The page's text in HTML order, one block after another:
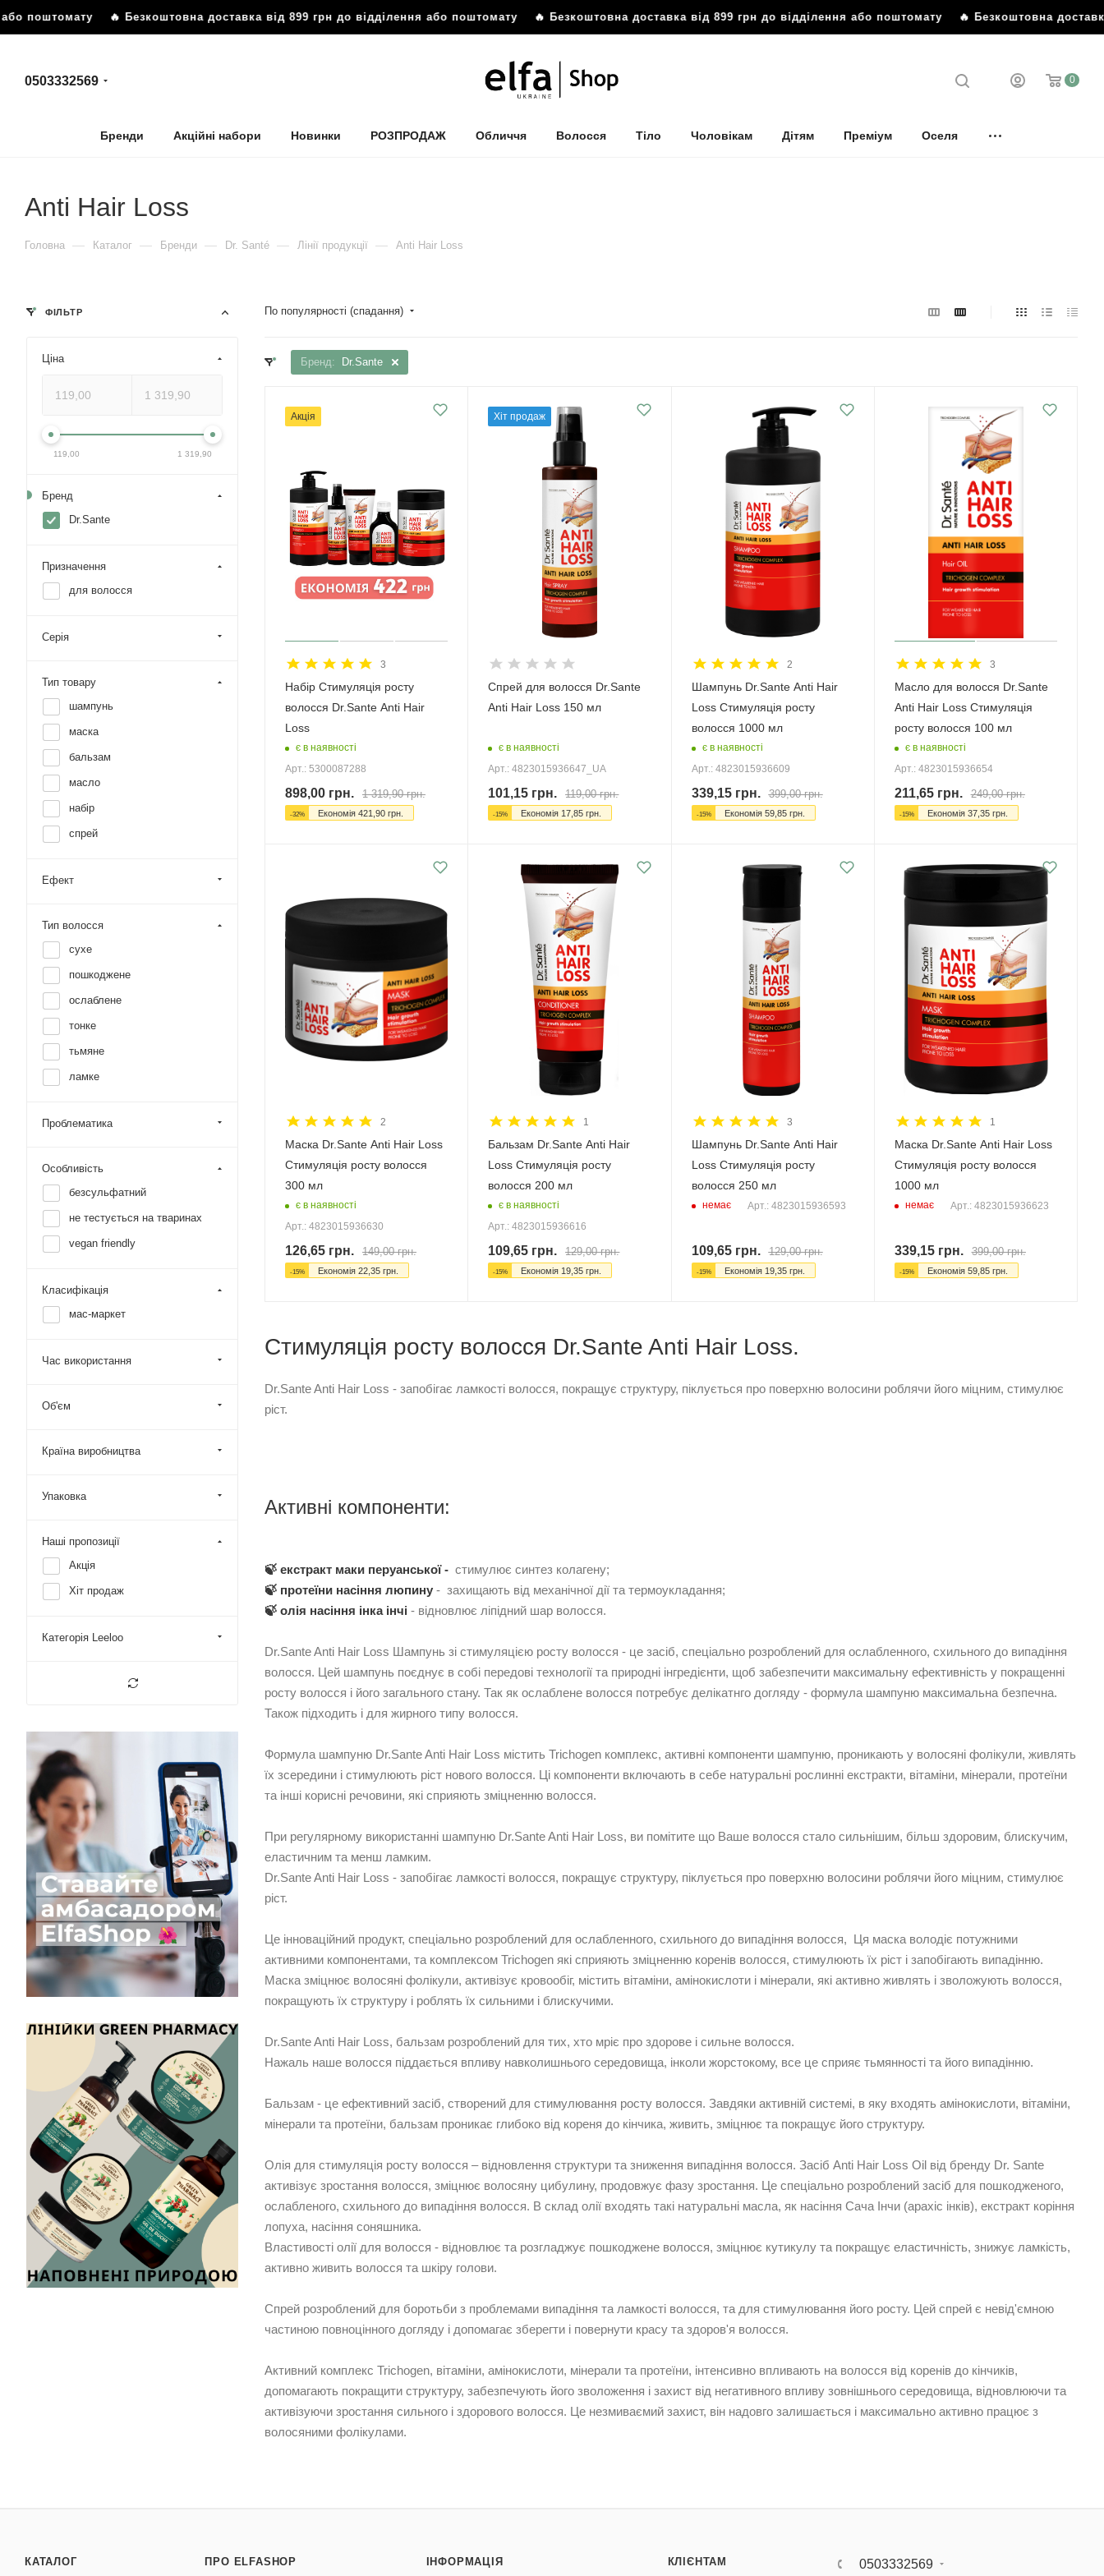
поштомату🔥 Безкоштовна доставка від 899 грн до відділення або поштомату🔥 Безкоштовна доставка від 899 грн до відділення або поштомату🔥 Безкоштовна доставка
0503332569 0
Бренди Акційні набори Новинки РОЗПРОДАЖ Обличчя Волосся Тіло Чоловікам Дітям Преміум Оселя
Anti Hair Loss
Головна — Каталог — Бренди — Dr. Santé — Лінії продукції — Anti Hair Loss
По популярності (спадання)
Бренд: Dr.Sante
Акція
3
Набір Стимуляція росту
волосся Dr.Sante Anti Hair
Loss
є в наявності
Арт.: 5300087288
898,00 грн. 1 319,90грн.
-32% Економія 421,90 грн.
Хіт продаж
Спрей для волосся Dr.Sante
Anti Hair Loss 150 мл
є в наявності
Арт.: 4823015936647_UA
101,15 грн. 119,00грн.
-15% Економія 17,85 грн.
2
Шампунь Dr.Sante Anti Hair
Loss Стимуляція росту
волосся 1000 мл
є в наявності
Арт.: 4823015936609
339,15грн. 399,00грн.
-15% Економія 59,85грн.
3
Масло для волосся Dr.Sante
Anti Hair Loss Стимуляція
росту волосся 100 мл
є в наявності
Арт.: 4823015936654
211,65грн. 249,00грн.
-15% Економія 37,35грн.
2
Маска Dr.Sante Anti Hair Loss
Стимуляція росту волосся
300 мл
є в наявності
Арт.: 4823015936630
126,65 грн. 149,00грн.
-15% Економія 22,35 грн.
1
Бальзам Dr.Sante Anti Hair
Loss Стимуляція росту
волосся 200 мл
є в наявності
Арт.: 4823015936616
109,65 грн. 129,00грн.
-15% Економія 19,35 грн.
3
Шампунь Dr.Sante Anti Hair
Loss Стимуляція росту
волосся 250 мл
немає Арт.: 4823015936593
109,65грн. 129,00грн.
-15% Економія 19,35грн.
1
Маска Dr.Sante Anti Hair Loss
Стимуляція росту волосся
1000 мл
немає Арт.: 4823015936623
339,15грн. 399,00грн.
-15% Економія 59,85грн.
Стимуляція росту волосся Dr.Sante Anti Hair Loss.
Dr.Sante Anti Hair Loss - запобігає ламкості волосся, покращує структуру, піклується про поверхню волосини роблячи його міцним, стимулює
ріст.
Активні компоненти:
🍃 екстракт маки перуанської - стимулює синтез колагену;
🍃 протеїни насіння люпину - захищають від механічної дії та термоукладання;
🍃 олія насіння інка інчі - відновлює ліпідний шар волосся.
Dr.Sante Anti Hair Loss Шампунь зі стимуляцією росту волосся - це засіб, спеціально розроблений для ослабленного, схильного до випадіння
волосся. Цей шампунь поєднує в собі передові технології та природні інгредієнти, щоб забезпечити максимальну ефективність у покращенні
росту волосся і його загального стану. Так як ослаблене волосся потребує делікатнго догляду - формула шампуню максимальна безпечна.
Також підходить і для жирного типу волосся.
Формула шампуню Dr.Sante Anti Hair Loss містить Trichogen комплекс, активні компоненти шампуню, проникають у волосяні фолікули, живлять
їх зсередини і стимулюють ріст нового волосся. Ці компоненти включають в себе натуральні рослинні екстракти, вітаміни, мінерали, протеїни
та інші корисні речовини, які сприяють зміцненню волосся.
При регулярному використанні шампуню Dr.Sante Anti Hair Loss, ви помітите що Ваше волосся стало сильнішим, більш здоровим, блискучим,
еластичним та менш ламким.
Dr.Sante Anti Hair Loss - запобігає ламкості волосся, покращує структуру, піклується про поверхню волосини роблячи його міцним, стимулює
ріст.
Це інноваційний продукт, спеціально розроблений для ослабленного, схильного до випадіння волосся, Ця маска володіє потужними
активними компонентами, та комплексом Trichogen які сприяють зміцненню коренів волосся, стимулюють їх ріст і запобігають випадінню.
Маска зміцнює волосяні фолікули, активізує кровообіг, містить вітаміни, амінокислоти і мінерали, які активно живлять і зволожують волосся,
покращують їх структуру і роблять їх сильними і блискучими.
Dr.Sante Anti Hair Loss, бальзам розроблений для тих, хто мріє про здорове і сильне волосся.
Нажаль наше волосся піддається впливу навколишнього середовища, інколи жорстокому, все це сприяє тьмянності та його випадінню.
Бальзам - це ефективний засіб, створений для стимулювання росту волосся. Завдяки активній системі, в яку входять амінокислоти, вітаміни,
мінерали та протеїни, бальзам проникає глибоко від кореня до кінчика, живить, зміцнює та покращує його структуру.
Олія для стимуляція росту волосся – відновлення структури та зниження випадіння волосся. Засіб Anti Hair Loss Oil від бренду Dr. Sante
активізує зростання волосся, зміцнює волосяну цибулину, продовжує фазу зростання. Це спеціально розроблений засіб для пошкодженого,
ослабленого, схильного до випадіння волосся. В склад олії входять такі натуральні масла, як насіння Сача Інчи (арахіс інків), екстракт коріння
лопуха, насіння соняшника.
Властивості олії для волосся - відновлює та розгладжує пошкоджене волосся, зміцнює кутикулу та покращує еластичність, знижує ламкість,
активно живить волосся та шкіру голови.
Спрей розроблений для боротьби з проблемами випадіння та ламкості волосся, та для стимулювання його росту. Цей спрей є невід'ємною
частиною повноцінного догляду і допомагає зберегти і повернути красу та здоров'я волосся.
Активний комплекс Trichogen, вітаміни, амінокислоти, мінерали та протеїни, інтенсивно впливають на волосся від коренів до кінчиків,
допомагають покращити структуру, забезпечують його зволоження і захист від негативного впливу зовнішнього середовища, відновлюючи та
активізуючи зростання сильного і здорового волосся. Це незмиваємий захист, він надовго залишається і максимально активно працює з
волосяними фолікулами.
ФІЛЬТР
Ціна
119,00 1 319,90
Бренд
Dr.Sante
Призначення
для волосся
Серія
Тип товару
шампунь
маска
бальзам
масло
набір
спрей
Ефект
Тип волосся
сухе
пошкоджене
ослаблене
тонке
тьмяне
ламке
Проблематика
Особливість
безсульфатний
не тестується на тваринах
vegan friendly
Класифікація
мас-маркет
Час використання
Об'єм
Країна виробництва
Упаковка
Наші пропозиції
Акція
Хіт продаж
Категорія Leeloo
КАТАЛОГ ПРО ELFASHOP ІНФОРМАЦІЯ КЛІЄНТАМ 0503332569